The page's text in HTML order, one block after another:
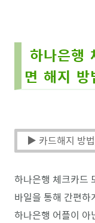
하나은행
면 해지 방
▶ 카드해지 방
하나은행 체크카드
바일을 통해 간편
하나은행 어플이 아